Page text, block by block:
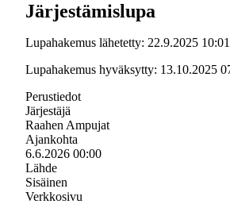
Järjestämislupa
Lupahakemus lähetetty: 22.9.2025 10:01
Lupahakemus hyväksytty: 13.10.2025
Perustiedot
Järjestäjä
Raahen Ampujat
Ajankohta
6.6.2026 00:00
Lähde
Sisäinen
Verkkosivu